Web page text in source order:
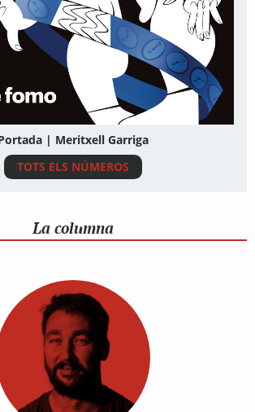
| Meritxell Garriga
TOTS ELS NÚMEROS
La columna